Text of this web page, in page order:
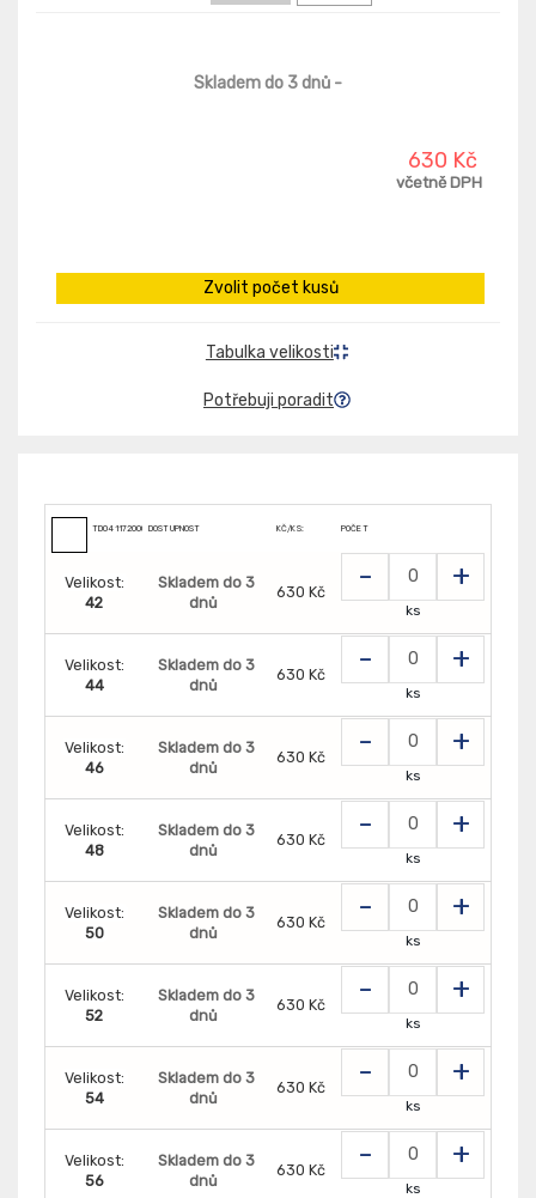
Skladem do 3 dnů -
630 Kč
včetně DPH
Zvolit počet kusů
Tabulka velikosti
Potřebuji poradit
TD0411720000000DOSTUPNOST KČ/KS: POČET
Velikost:
42
Skladem do 3
dnů
630 Kč - +
ks
Velikost:
44
Skladem do 3
dnů
630 Kč - +
ks
Velikost:
46
Skladem do 3
dnů
630 Kč - +
ks
Velikost:
48
Skladem do 3
dnů
630 Kč - +
ks
Velikost:
50
Skladem do 3
dnů
630 Kč - +
ks
Velikost:
52
Skladem do 3
dnů
630 Kč - +
ks
Velikost:
54
Skladem do 3
dnů
630 Kč - +
ks
Velikost:
56
Skladem do 3
dnů
630 Kč - +
ks